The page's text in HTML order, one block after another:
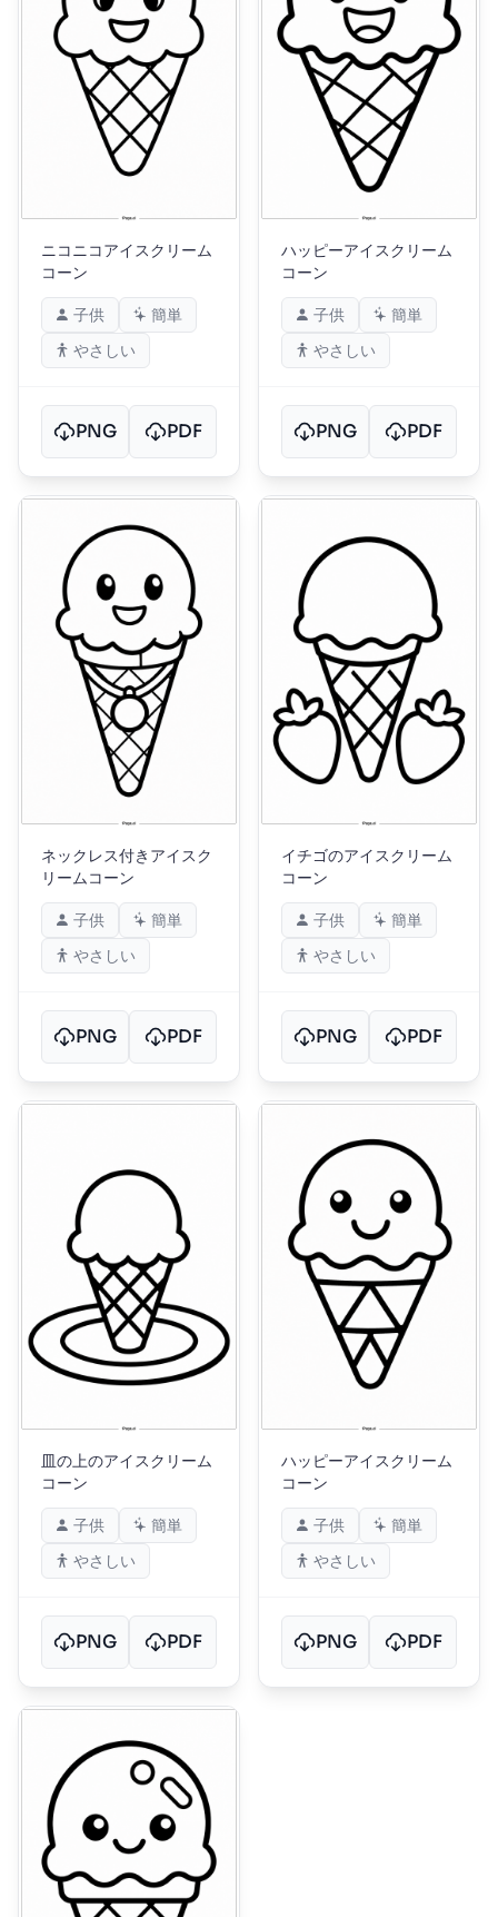
ニコニコアイスクリーム
コーン
子供
簡単
やさしい
PNG PDF
ハッピーアイスクリーム
コーン
子供
簡単
やさしい
PNG PDF
ネックレス付きアイスク
リームコーン
子供
簡単
やさしい
PNG PDF
イチゴのアイスクリーム
コーン
子供
簡単
やさしい
PNG PDF
皿の上のアイスクリーム
コーン
子供
簡単
やさしい
PNG PDF
ハッピーアイスクリーム
コーン
子供
簡単
やさしい
PNG PDF